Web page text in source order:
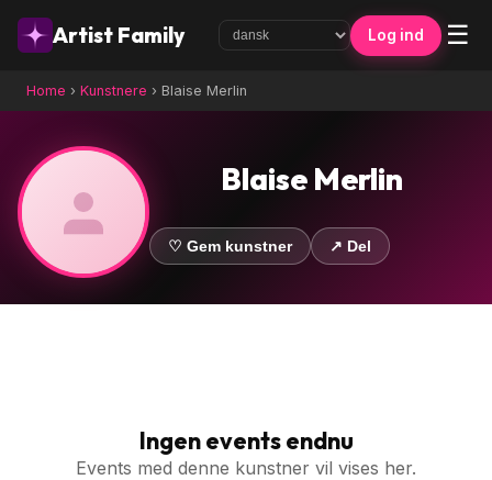
Artist Family Log ind ☰
Home › Kunstnere › Blaise Merlin
Blaise Merlin
♡ Gem kunstner ↗ Del
Ingen events endnu
Events med denne kunstner vil vises her.